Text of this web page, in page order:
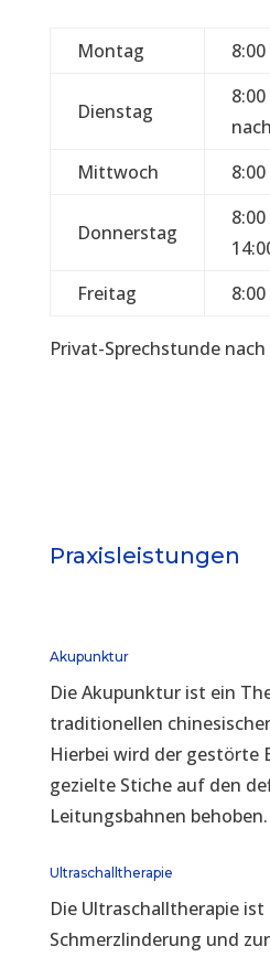
Montag
Dienstag
Mittwoch
Donnerstag
Freitag
Privat-Sprechstunde
Praxisleistungen
Akupunktur
Die Akupunktur ist ein
traditionellen
Hierbei wird der gestörte
gezielte Stiche auf den
Leitungsbahnen behoben.
Ultraschalltherapie
Die Ultraschalltherapie
Schmerzlinderung und